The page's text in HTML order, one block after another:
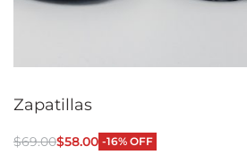
Zapatillas
$69.00$58.00 -16% OFF